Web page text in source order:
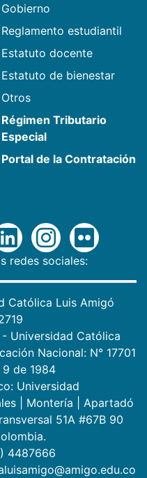
Gobierno
Reglamento estudiantil
Estatuto docente
Estatuto de bienestar
Otros
Régimen Tributario
Especial
Portal de la Contratación
redes sociales:
Católica Luis Amigó
- Universidad Católica
Nacional: N° 17701
de 1984
Universidad
Montería
Apartadó
51A #67B 90
4487666